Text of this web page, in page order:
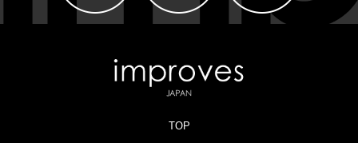
TOP